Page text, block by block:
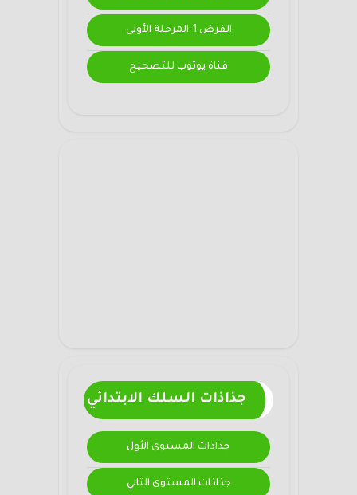
الفرض 1-المرحلة الأولى
قناة يوتوب للتصحيح
جذاذات السلك الابتدائي
جذاذات المستوى الأول
جذاذات المستوى الثاني